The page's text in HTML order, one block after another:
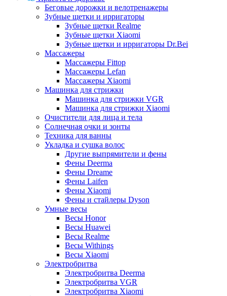
Беговые дорожки и велотренажеры
Зубные щетки и ирригаторы
Зубные щетки Realme
Зубные щетки Xiaomi
Зубные щетки и ирригаторы Dr.Bei
Массажеры
Массажеры Fittop
Массажеры Lefan
Массажеры Xiaomi
Машинка для стрижки
Машинка для стрижки VGR
Машинка для стрижки Xiaomi
Очистители для лица и тела
Солнечная очки и зонты
Техника для ванны
Укладка и сушка волос
Другие выпрямители и фены
Фены Deerma
Фены Dreame
Фены Laifen
Фены Xiaomi
Фены и стайлеры Dyson
Умные весы
Весы Honor
Весы Huawei
Весы Realme
Весы Withings
Весы Xiaomi
Электробритва
Электробритва Deerma
Электробритва VGR
Электробритва Xiaomi